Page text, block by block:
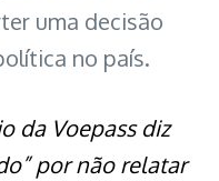
uma decisão
no país.
da Voepass diz
por não relatar